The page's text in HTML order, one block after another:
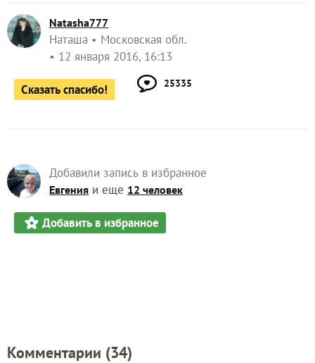
Natasha777
Наташа
Московская обл.
12 января 2016, 16:13
Сказать спасибо! 25335
Добавили запись в избранное
Евгения и еще 12 человек
Добавить в избранное
Комментарии (34)